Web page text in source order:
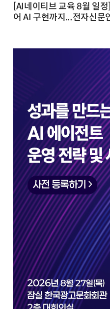
[AI네이티브 교육 8월 일
어 AI 구현까지...전자신문